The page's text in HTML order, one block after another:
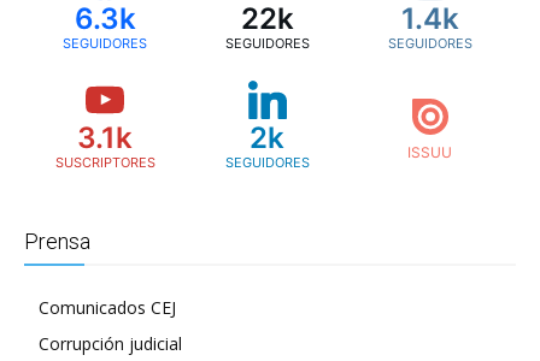
6.3k
SEGUIDORES
22k
SEGUIDORES
1.4k
SEGUIDORES
3.1k
SUSCRIPTORES
2k
SEGUIDORES
Prensa
Comunicados CEJ
Corrupción judicial